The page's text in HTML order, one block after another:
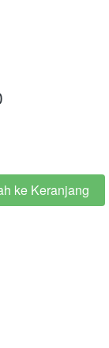
ke Keranjang